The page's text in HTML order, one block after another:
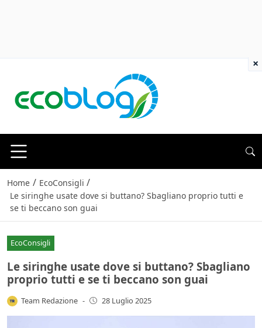
Home / EcoConsigli /
Le siringhe usate dove si buttano? Sbagliano proprio tutti e
se ti beccano son guai
EcoConsigli
Le siringhe usate dove si buttano? Sbagliano
proprio tutti e se ti beccano son guai
Team Redazione - 28 Luglio 2025
×